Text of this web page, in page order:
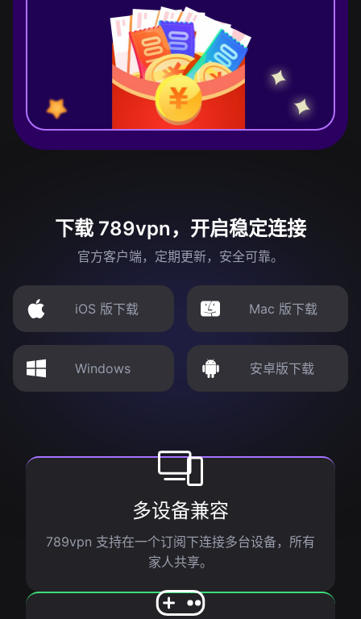
下载 789vpn，开启稳定连接
官方客户端，定期更新，安全可靠。
iOS 版下载 Mac 版下载
Windows 安卓版下载
多设备兼容
789vpn 支持在一个订阅下连接多台设备，所有
家人共享。